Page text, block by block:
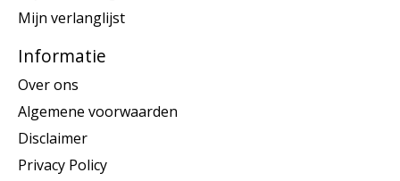
Mijn verlanglijst
Informatie
Over ons
Algemene voorwaarden
Disclaimer
Privacy Policy